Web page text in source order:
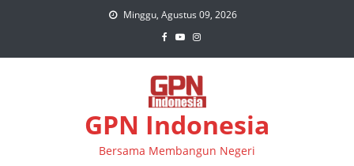
Minggu, Agustus 09, 2026
GPN Indonesia
Bersama Membangun Negeri